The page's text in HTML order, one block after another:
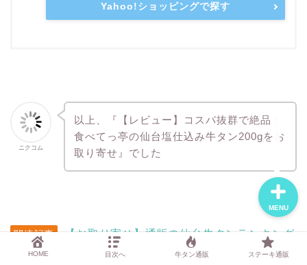
Yahoo!ショッピングで探す
ニクコム
以上、『【レビュー】コスパ抜群で絶品！
食べてっ亭の仙台塩仕込み牛タン200gをお
取り寄せ』でした
関連記事
【お取り寄せ】通販の仙台牛タンランキング
BEST3【2024最新】
HOME 目次へ 牛タン通販 ステーキ通販
MENU
おすすめ焼肉通販3選
お問い合わせ